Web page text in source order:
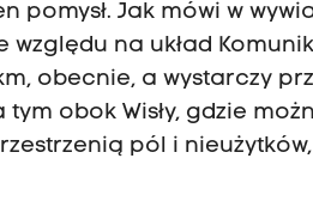
pomysł. Jak mówi w
na układ
obecnie, a wystarczy
obok Wisły, gdzie
pól i